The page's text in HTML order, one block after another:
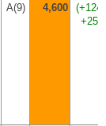
A(9) 4,600 (